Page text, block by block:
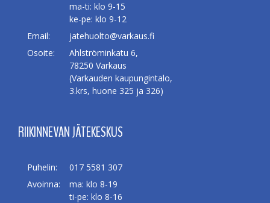
ma-ti: klo 9-15
ke-pe: klo 9-12
Email:
jatehuolto@varkaus.fi
Osoite:
Ahlströminkatu 6,
78250 Varkaus
(Varkauden kaupungintalo,
3.krs, huone 325 ja 326)
RIIKINNEVAN JÄTEKESKUS
Puhelin:
017 5581 307
Avoinna:
ma: klo 8-19
ti-pe: klo 8-16